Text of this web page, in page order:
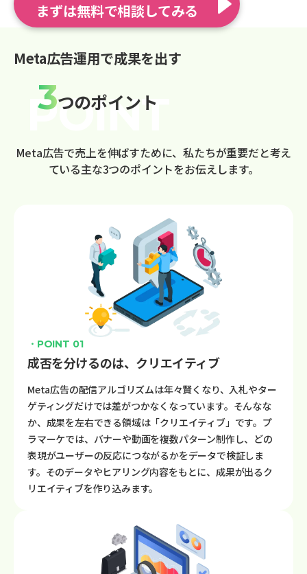
まずは無料で相談してみる
Meta広告運用で成果を出す
3つのポイント
Meta広告で売上を伸ばすために、私たちが重要だと考え
ている主な3つのポイントをお伝えします。
・POINT 01
成否を分けるのは、クリエイティブ
Meta広告の配信アルゴリズムは年々賢くなり、入札やター
ゲティングだけでは差がつかなくなっています。そんなな
か、成果を左右できる領域は「クリエイティブ」です。プ
ラマーケでは、バナーや動画を複数パターン制作し、どの
表現がユーザーの反応につながるかをデータで検証しま
す。そのデータやヒアリング内容をもとに、成果が出るク
リエイティブを作り込みます。